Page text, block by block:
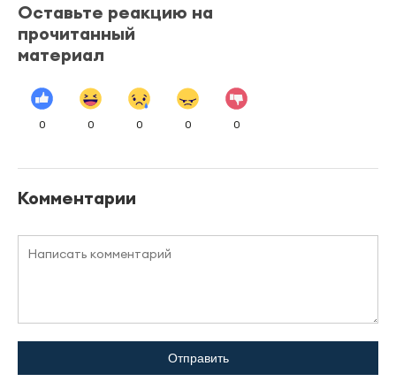
Оставьте реакцию на
прочитанный
материал
0 0 0 0 0
Комментарии
Отправить